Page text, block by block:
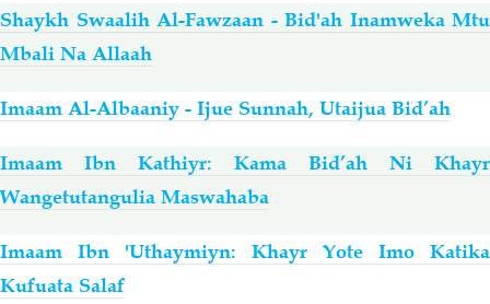
Shaykh Swaalih Al-Fawzaan - Bid'ah Inamweka Mtu
Mbali Na Allaah
Imaam Al-Albaaniy - Ijue Sunnah, Utaijua Bid’ah
Imaam Ibn Kathiyr: Kama Bid’ah Ni Khayr
Wangetutangulia Maswahaba
Imaam Ibn 'Uthaymiyn: Khayr Yote Imo Katika
Kufuata Salaf